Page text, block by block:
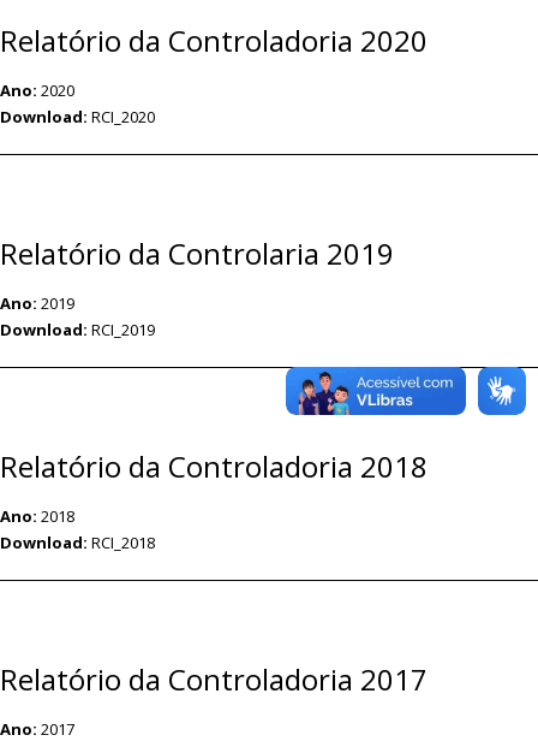
Relatório da Controladoria 2020
Ano: 2020
Download: RCI_2020
Relatório da Controlaria 2019
Ano: 2019
Download: RCI_2019
Relatório da Controladoria 2018
Ano: 2018
Download: RCI_2018
Relatório da Controladoria 2017
Ano: 2017